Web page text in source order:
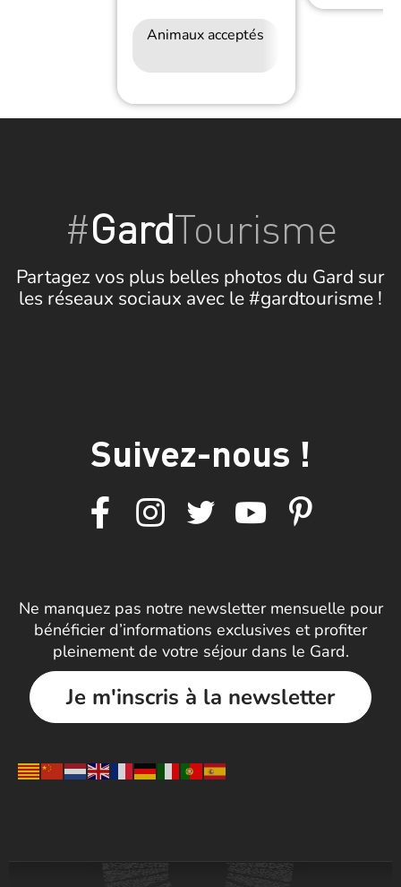
Animaux acceptés
#GardTourisme
Partagez vos plus belles photos du Gard sur
les réseaux sociaux avec le #gardtourisme !
Suivez-nous !
Ne manquez pas notre newsletter mensuelle pour
bénéficier d’informations exclusives et profiter
pleinement de votre séjour dans le Gard.
Je m'inscris à la newsletter